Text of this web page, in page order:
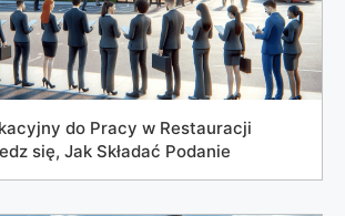
do Pracy w Restauracji
się, Jak Składać Podanie